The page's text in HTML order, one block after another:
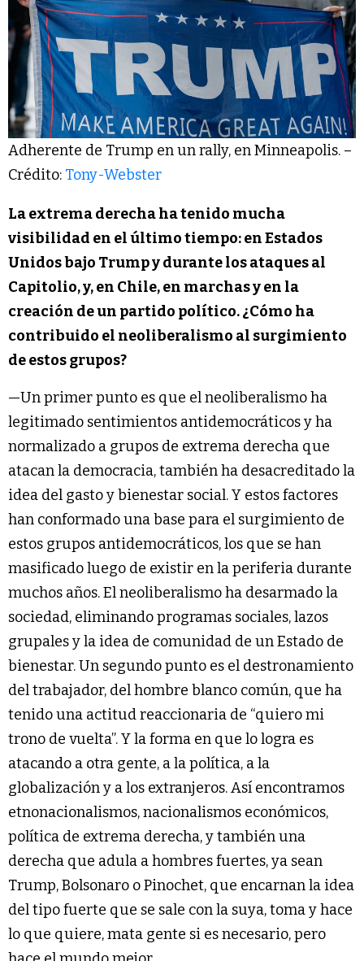
Adherente de Trump en un rally, en Minneapolis. –
Crédito: Tony-Webster
La extrema derecha ha tenido mucha
visibilidad en el último tiempo: en Estados
Unidos bajo Trump y durante los ataques al
Capitolio, y, en Chile, en marchas y en la
creación de un partido político. ¿Cómo ha
contribuido el neoliberalismo al surgimiento
de estos grupos?
—Un primer punto es que el neoliberalismo ha
legitimado sentimientos antidemocráticos y ha
normalizado a grupos de extrema derecha que
atacan la democracia, también ha desacreditado la
idea del gasto y bienestar social. Y estos factores
han conformado una base para el surgimiento de
estos grupos antidemocráticos, los que se han
masificado luego de existir en la periferia durante
muchos años. El neoliberalismo ha desarmado la
sociedad, eliminando programas sociales, lazos
grupales y la idea de comunidad de un Estado de
bienestar. Un segundo punto es el destronamiento
del trabajador, del hombre blanco común, que ha
tenido una actitud reaccionaria de “quiero mi
trono de vuelta”. Y la forma en que lo logra es
atacando a otra gente, a la política, a la
globalización y a los extranjeros. Así encontramos
etnonacionalismos, nacionalismos económicos,
política de extrema derecha, y también una
derecha que adula a hombres fuertes, ya sean
Trump, Bolsonaro o Pinochet, que encarnan la idea
del tipo fuerte que se sale con la suya, toma y hace
lo que quiere, mata gente si es necesario, pero